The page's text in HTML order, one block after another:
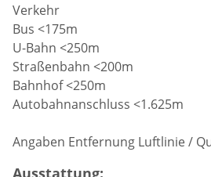
Verkehr
Bus <175m
U-Bahn <250m
Straßenbahn <200m
Bahnhof <250m
Autobahnanschluss <1.625m
Angaben Entfernung Luftlinie /
Ausstattung: